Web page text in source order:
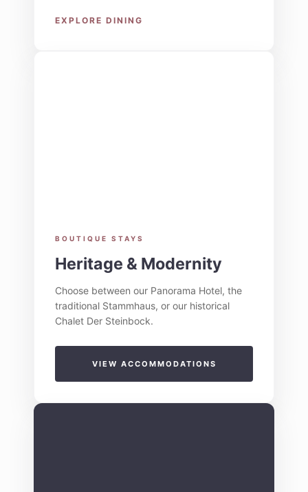
EXPLORE DINING
BOUTIQUE STAYS
Heritage & Modernity
Choose between our Panorama Hotel, the
traditional Stammhaus, or our historical
Chalet Der Steinbock.
VIEW ACCOMMODATIONS